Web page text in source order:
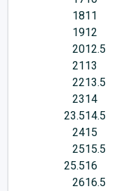
1811
1912
2012.5
2113
2213.5
2314
23.514.5
2415
2515.5
25.516
2616.5